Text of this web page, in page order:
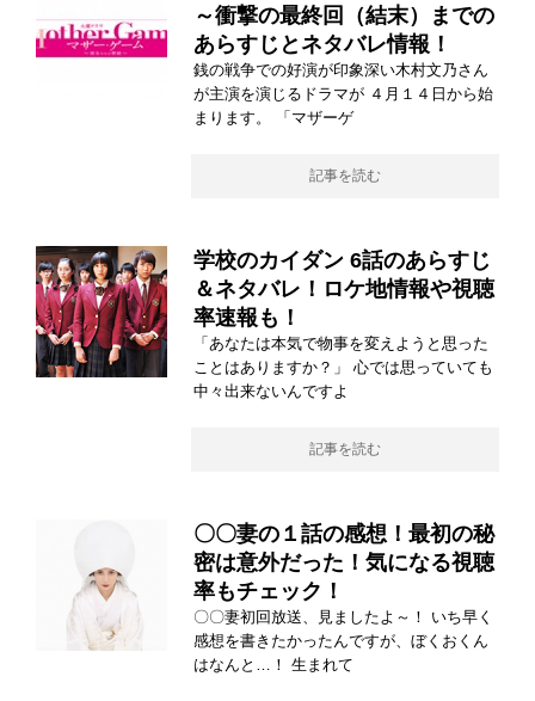
～衝撃の最終回（結末）までの
あらすじとネタバレ情報！
銭の戦争での好演が印象深い木村文乃さん
が主演を演じるドラマが ４月１４日から始
まります。 「マザーゲ
記事を読む
学校のカイダン 6話のあらすじ
＆ネタバレ！ロケ地情報や視聴
率速報も！
「あなたは本気で物事を変えようと思った
ことはありますか？」 心では思っていても
中々出来ないんですよ
記事を読む
〇〇妻の１話の感想！最初の秘
密は意外だった！気になる視聴
率もチェック！
〇〇妻初回放送、見ましたよ～！ いち早く
感想を書きたかったんですが、ぼくおくん
はなんと…！ 生まれて